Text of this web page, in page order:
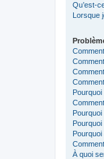
Qu’est-
Lorsque
À quoi